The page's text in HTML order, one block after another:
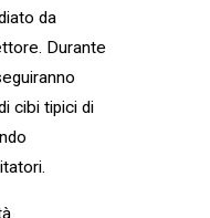
da
Durante
cibi tipici di